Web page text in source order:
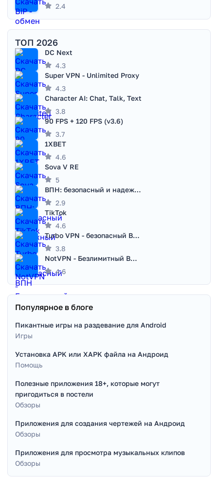
2.4
ТОП 2026
DC Next
4.3
Super VPN - Unlimited Proxy
4.3
Character AI: Chat, Talk, Text
3.8
90 FPS + 120 FPS (v3.6)
3.7
1XBET
4.6
Sova V RE
5
ВПН: безопасный и надежный VPN
2.9
TikTok
4.6
Turbo VPN - безопасный ВПН
3.8
NotVPN - Безлимитный ВПН | VPN
4.6
Популярное в блоге
Пикантные игры на раздевание для Android
Игры
Установка APK или XAPK файла на Андроид
Помощь
Полезные приложения 18+, которые могут
пригодиться в постели
Обзоры
Приложения для создания чертежей на Андроид
Обзоры
Приложения для просмотра музыкальных клипов
Обзоры